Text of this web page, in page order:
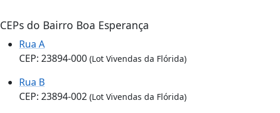
CEPs do Bairro Boa Esperança
Rua A
CEP: 23894-000 (Lot Vivendas da Flórida)
Rua B
CEP: 23894-002 (Lot Vivendas da Flórida)